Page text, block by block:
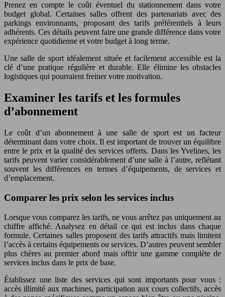
Prenez en compte le coût éventuel du stationnement dans votre
budget global. Certaines salles offrent des partenariats avec des
parkings environnants, proposant des tarifs préférentiels à leurs
adhérents. Ces détails peuvent faire une grande différence dans votre
expérience quotidienne et votre budget à long terme.
Une salle de sport idéalement située et facilement accessible est la
clé d’une pratique régulière et durable. Elle élimine les obstacles
logistiques qui pourraient freiner votre motivation.
Examiner les tarifs et les formules
d’abonnement
Le coût d’un abonnement à une salle de sport est un facteur
déterminant dans votre choix. Il est important de trouver un équilibre
entre le prix et la qualité des services offerts. Dans les Yvelines, les
tarifs peuvent varier considérablement d’une salle à l’autre, reflétant
souvent les différences en termes d’équipements, de services et
d’emplacement.
Comparer les prix selon les services inclus
Lorsque vous comparez les tarifs, ne vous arrêtez pas uniquement au
chiffre affiché. Analysez en détail ce qui est inclus dans chaque
formule. Certaines salles proposent des tarifs attractifs mais limitent
l’accès à certains équipements ou services. D’autres peuvent sembler
plus chères au premier abord mais offrir une gamme complète de
services inclus dans le prix de base.
Établissez une liste des services qui sont importants pour vous :
accès illimité aux machines, participation aux cours collectifs, accès